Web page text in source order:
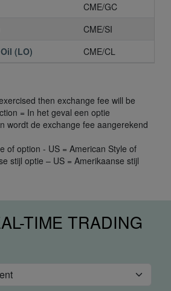
CME/GC
CME/SI
(LO)
CME/CL
then exchange fee will be
= In het geval een optie
wordt de exchange fee aangerekend
of option - US = American Style of
stijl optie – US = Amerikaanse stijl
TIME TRADING